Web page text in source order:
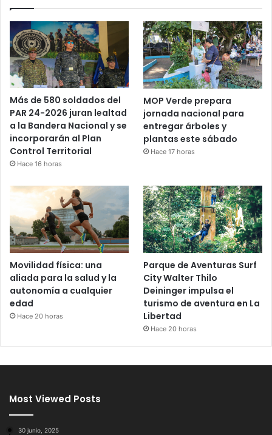
Más de 580 soldados del
PAR 24-2026 juran lealtad
a la Bandera Nacional y se
incorporarán al Plan
Control Territorial
Hace 16 horas
MOP Verde prepara
jornada nacional para
entregar árboles y
plantas este sábado
Hace 17 horas
Movilidad física: una
aliada para la salud y la
autonomía a cualquier
edad
Hace 20 horas
Parque de Aventuras Surf
City Walter Thilo
Deininger impulsa el
turismo de aventura en La
Libertad
Hace 20 horas
Most Viewed Posts
30 junio, 2025